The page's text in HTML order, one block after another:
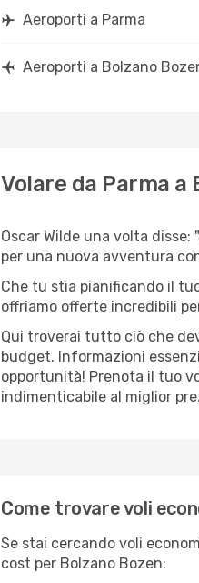
Aeroporti a Parma
Aeroporti a Bolzano
Volare da Parma a
Oscar Wilde una volta
per una nuova avventura
Che tu stia pianificando il
offriamo offerte incredibili
Qui troverai tutto ciò che
budget. Informazioni
opportunità! Prenota il tuo
indimenticabile al miglior
Come trovare voli
Se stai cercando voli
cost per Bolzano Bozen: